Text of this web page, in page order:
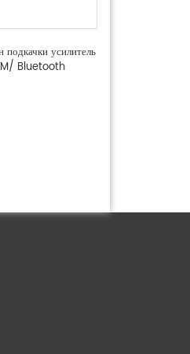
усилитель
Bluetooth